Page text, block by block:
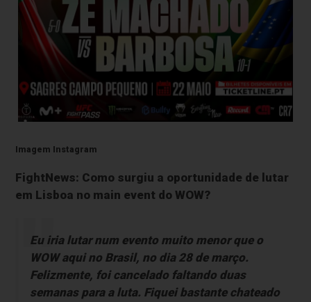
Imagem Instagram
FightNews: Como surgiu a oportunidade de lutar
em Lisboa no main event do WOW?
Eu iria lutar num evento muito menor que o
WOW aqui no Brasil, no dia 28 de março.
Felizmente, foi cancelado faltando duas
semanas para a luta. Fiquei bastante chateado